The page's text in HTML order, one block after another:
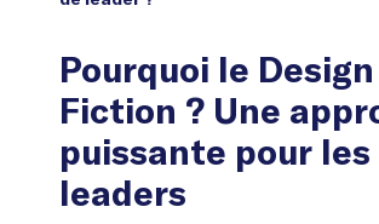
Pourquoi le Design
Fiction ? Une
puissante pour les
leaders